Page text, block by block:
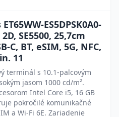
ES5DPSK0A0-
SE5500, 25,7cm
C, BT, eSIM, 5G, NFC,
11
terminál s 10.1-palcovým
jasom 1000 cd/m².
Intel Core i5, 16 GB
pokročilé komunikačné
a Wi-Fi 6E. Zariadenie